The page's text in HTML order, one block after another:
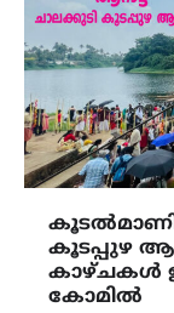
കൂടപ്പുഴ
കാഴ്ചകൾ
കോമിൽ